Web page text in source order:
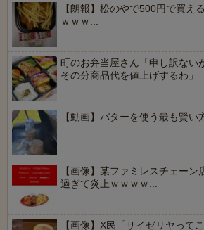
【朗報】松のやで500円で買え
ｗｗｗ...
町のお弁当屋さん「申し訳ない
その分商品代を値上げするわ」
【動画】バターを使う最も賢い
【画像】某ファミレスチェー
過ぎて炎上ｗｗｗｗ...
【画像】X民「サイゼリヤって